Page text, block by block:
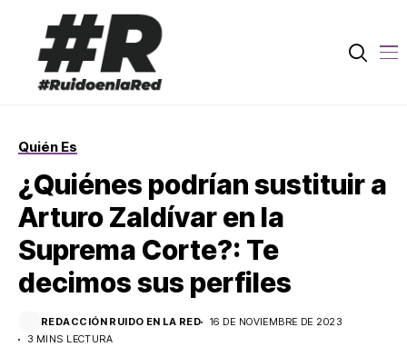
Quién Es
¿Quiénes podrían sustituir a
Arturo Zaldívar en la
Suprema Corte?: Te
decimos sus perfiles
REDACCIÓN RUIDO EN LA RED
16 DE NOVIEMBRE DE 2023
3 MINS LECTURA